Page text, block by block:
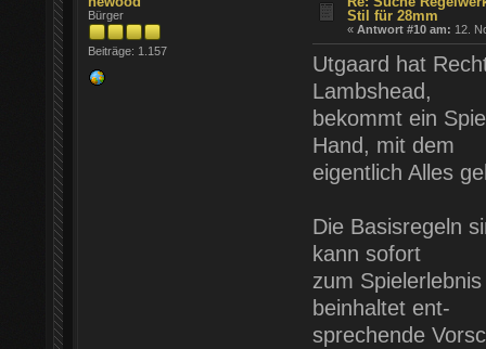
Bürger
Beiträge: 1.157
Stil für 28mm
«Antwort #10 am: 12.
Utgaard hat
Lambshead,
bekommt ein
Hand, mit dem
eigentlich Alles
Die Basisregeln
kann sofort
zum
beinhaltet ent-
sprechende